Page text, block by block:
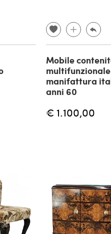
Mobile
manifattura
anni 60
€ 1.100,00